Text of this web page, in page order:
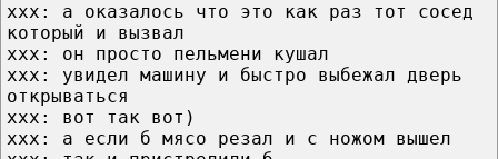
xxx: а оказалось что это как раз тот сосед
который и вызвал
xxx: он просто пельмени кушал
xxx: увидел машину и быстро выбежал дверь
открываться
xxx: вот так вот)
xxx: а если б мясо резал и с ножом вышел